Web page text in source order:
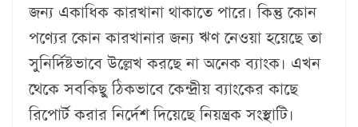
জন্য একাধিক কারখানা থাকাতে পারে। কিন্তু কোন
পণ্যের কোন কারখানার জন্য ঋণ নেওয়া হয়েছে তা
সুনির্দিষ্টভাবে উল্লেখ করছে না অনেক ব্যাংক। এখন
থেকে সবকিছু ঠিকভাবে কেন্দ্রীয় ব্যাংকের কাছে
রিপোর্ট করার নির্দেশ দিয়েছে নিয়ন্ত্রক সংস্থাটি।